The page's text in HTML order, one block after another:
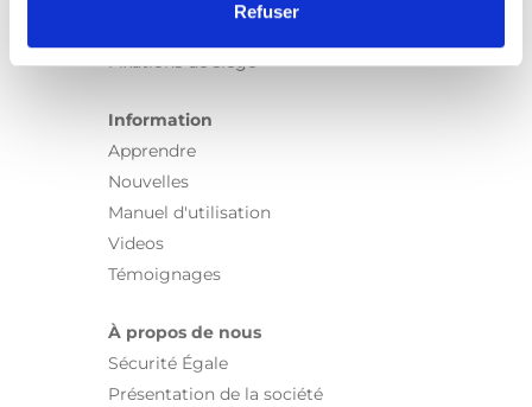
Refuser
Fixations de siège
Information
Apprendre
Nouvelles
Manuel d'utilisation
Videos
Témoignages
À propos de nous
Sécurité Égale
Présentation de la société